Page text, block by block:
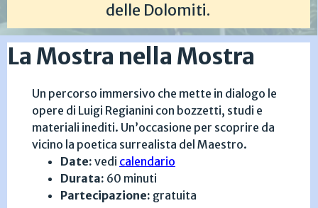
delle Dolomiti.
La Mostra nella Mostra
Un percorso immersivo che mette in dialogo le
opere di Luigi Regianini con bozzetti, studi e
materiali inediti. Un’occasione per scoprire da
vicino la poetica surrealista del Maestro.
Date: vedi calendario
Durata: 60 minuti
Partecipazione: gratuita